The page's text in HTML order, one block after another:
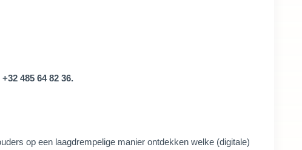
485 64 82 36.
op een laagdrempelige manier ontdekken welke (digitale)